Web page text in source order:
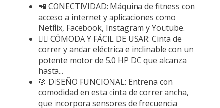
📲 CONECTIVIDAD: Máquina de fitness con
acceso a internet y aplicaciones como
Netflix, Facebook, Instagram y Youtube.
🏃‍♀️ CÓMODA Y FÁCIL DE USAR: Cinta de
correr y andar eléctrica e inclinable con un
potente motor de 5.0 HP DC que alcanza
hasta...
🎯 DISEÑO FUNCIONAL: Entrena con
comodidad en esta cinta de correr ancha,
que incorpora sensores de frecuencia